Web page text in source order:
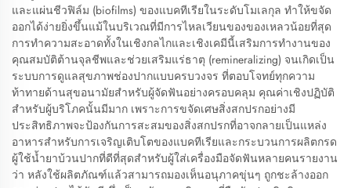
และแผ่นชีวฟิล์ม (biofilms) ของแบคทีเรียในระดับโมเลกุล ทำให้ขจัด
ออกได้ง่ายยิ่งขึ้นแม้ในบริเวณที่มีการไหลเวียนของของเหลวน้อยที่สุด
การทำความสะอาดทั้งในเชิงกลไกและเชิงเคมีนี้เสริมการทำงานของ
คุณสมบัติต้านจุลชีพและช่วยเสริมแร่ธาตุ (remineralizing) จนเกิดเป็น
ระบบการดูแลสุขภาพช่องปากแบบครบวงจร ที่ตอบโจทย์ทุกความ
ท้าทายด้านสุขอนามัยสำหรับผู้จัดฟันอย่างครอบคลุม คุณค่าเชิงปฏิบัติ
สำหรับผู้บริโภคนั้นมีมาก เพราะการขจัดเศษสิ่งสกปรกอย่างมี
ประสิทธิภาพจะป้องกันการสะสมของสิ่งสกปรกที่อาจกลายเป็นแหล่ง
อาหารสำหรับการเจริญเติบโตของแบคทีเรียและกระบวนการผลิตกรด
ผู้ใช้น้ำยาบ้วนปากที่ดีที่สุดสำหรับผู้ใส่เครื่องมือจัดฟันหลายคนรายงาน
ว่า หลังใช้ผลิตภัณฑ์แล้วสามารถมองเห็นอนุภาคขุ่นๆ ถูกชะล้างออก